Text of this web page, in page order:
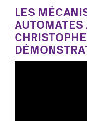
LES
AUTOMATES